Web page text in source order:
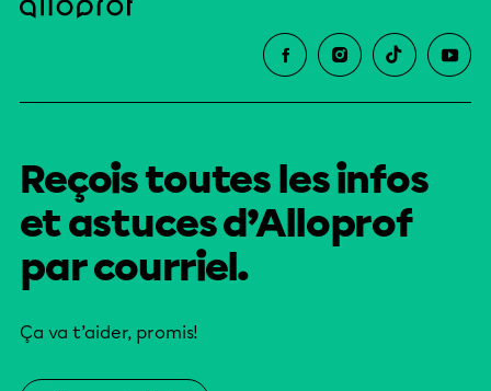
Reçois toutes les infos
et astuces d’Alloprof
par courriel.
Ça va t’aider, promis!